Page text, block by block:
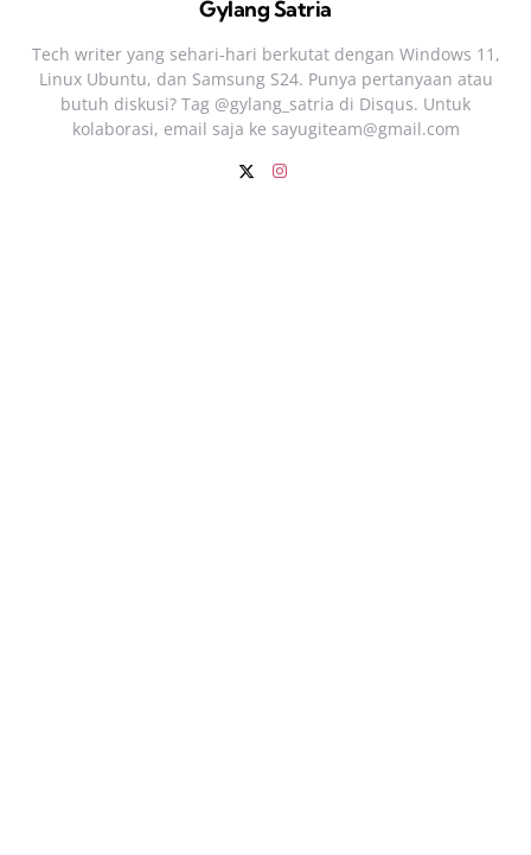
Gylang Satria
Tech writer yang sehari‑hari berkutat dengan Windows 11,
Linux Ubuntu, dan Samsung S24. Punya pertanyaan atau
butuh diskusi? Tag @gylang_satria di Disqus. Untuk
kolaborasi, email saja ke sayugiteam@gmail.com